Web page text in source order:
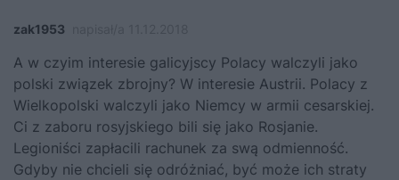
zak1953
A w czyim interesie galicyjscy Polacy walczyli jako
polski związek zbrojny? W interesie Austrii. Polacy z
Wielkopolski walczyli jako Niemcy w armii cesarskiej.
Ci z zaboru rosyjskiego bili się jako Rosjanie.
Legioniści zapłacili rachunek za swą odmienność.
Gdyby nie chcieli się odróżniać, być może ich straty